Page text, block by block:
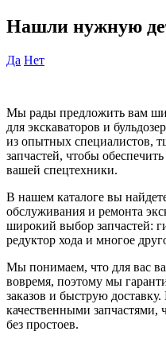
Нашли нужную
Да Нет
Мы рады предложить вам
для экскаваторов и
из опытных специалистов,
запчастей, чтобы
вашей спецтехники.
В нашем каталоге вы
обслуживания и ремонта
широкий выбор запчастей:
редуктор хода и многое
Мы понимаем, что для вас
вовремя, поэтому мы
заказов и быструю
качественными запчастями,
без простоев.